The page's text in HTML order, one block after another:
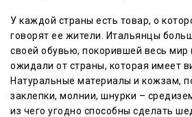
У каждой страны есть товар, о
говорят ее жители. Итальянцы
своей обувью, покорившей весь мир
ожидали от страны, которая имеет
Натуральные материалы и кожзам,
заклепки, молнии, шнурки –
из чего угодно способны сделать